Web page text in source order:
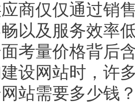
仅仅通过销售
以及服务效率
量价格背后
网站时，许多
需要多少钱